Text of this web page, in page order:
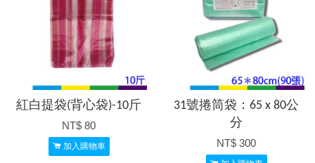
紅白提袋(背心袋)-10斤
NT$ 80
加入購物車
31號捲筒袋：65 x 80公
分
NT$ 300